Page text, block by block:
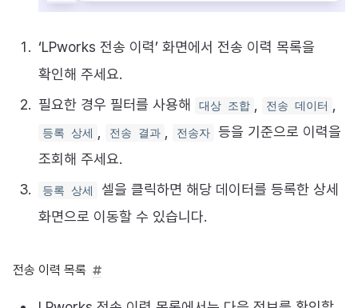
‘LPworks 전송 이력’ 화면에서 전송 이력 목록을
확인해 주세요.
필요한 경우 필터를 사용해
대상 조합 전송 데이터
등록 상세 전송 결과 전송자
등을 기준으로 이력을
조회해 주세요.
등록 상세
셀을 클릭하면 해당 데이터를 등록한 상세
화면으로 이동할 수 있습니다.
전송 이력 목록